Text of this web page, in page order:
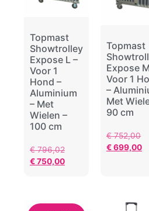
Topmast
Showtrolley
Expose L –
Voor 1
Hond –
Aluminium
– Met
Wielen –
100 cm
€796,02
€750,00
Topmast
Expose
Voor 1
–
Met
90 cm
€752,00
€699,00